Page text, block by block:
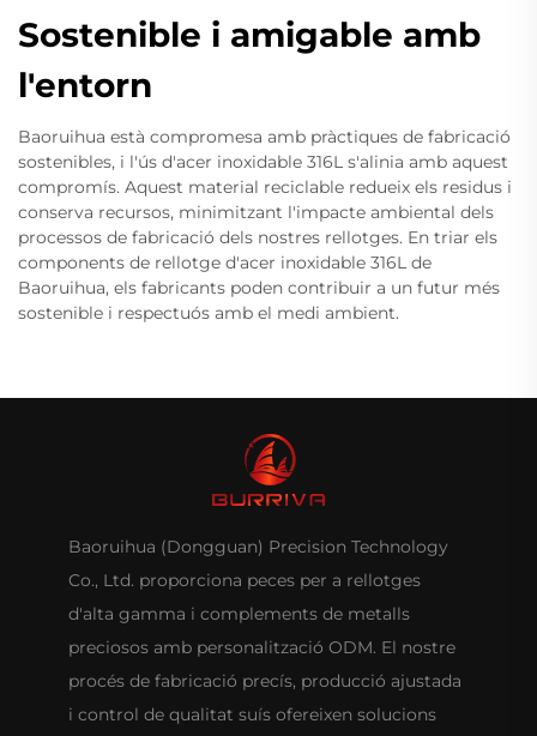
Sostenible i amigable amb
l'entorn
Baoruihua està compromesa amb pràctiques de fabricació
sostenibles, i l'ús d'acer inoxidable 316L s'alinia amb aquest
compromís. Aquest material reciclable redueix els residus i
conserva recursos, minimitzant l'impacte ambiental dels
processos de fabricació dels nostres rellotges. En triar els
components de rellotge d'acer inoxidable 316L de
Baoruihua, els fabricants poden contribuir a un futur més
sostenible i respectuós amb el medi ambient.
Baoruihua (Dongguan) Precision Technology
Co., Ltd. proporciona peces per a rellotges
d'alta gamma i complements de metalls
preciosos amb personalització ODM. El nostre
procés de fabricació precís, producció ajustada
i control de qualitat suís ofereixen solucions